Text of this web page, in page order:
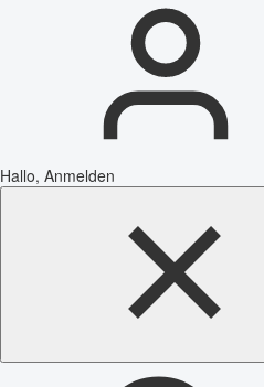
Hallo, Anmelden